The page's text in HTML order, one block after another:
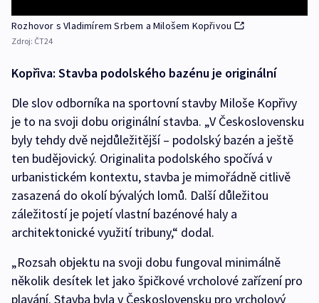
Rozhovor s Vladimírem Srbem a Milošem Kopřivou
Zdroj: ČT24
Kopřiva: Stavba podolského bazénu je originální
Dle slov odborníka na sportovní stavby Miloše Kopřivy
je to na svoji dobu originální stavba. „V Československu
byly tehdy dvě nejdůležitější – podolský bazén a ještě
ten budějovický. Originalita podolského spočívá v
urbanistickém kontextu, stavba je mimořádně citlivě
zasazená do okolí bývalých lomů. Další důležitou
záležitostí je pojetí vlastní bazénové haly a
architektonické využití tribuny,“ dodal.
„Rozsah objektu na svoji dobu fungoval minimálně
několik desítek let jako špičkové vrcholové zařízení pro
plavání. Stavba byla v Československu pro vrcholový